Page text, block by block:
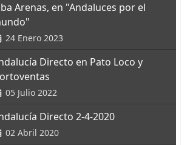
Arenas, en "Andaluces por el
24 Enero 2023
Directo en Pato Loco y
05 Julio 2022
Directo 2-4-2020
02 Abril 2020